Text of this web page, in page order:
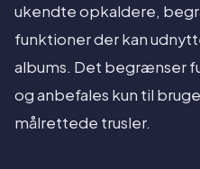
ukendte opkaldere,
funktioner der kan
albums. Det begrænser
og anbefales kun til
målrettede trusler.